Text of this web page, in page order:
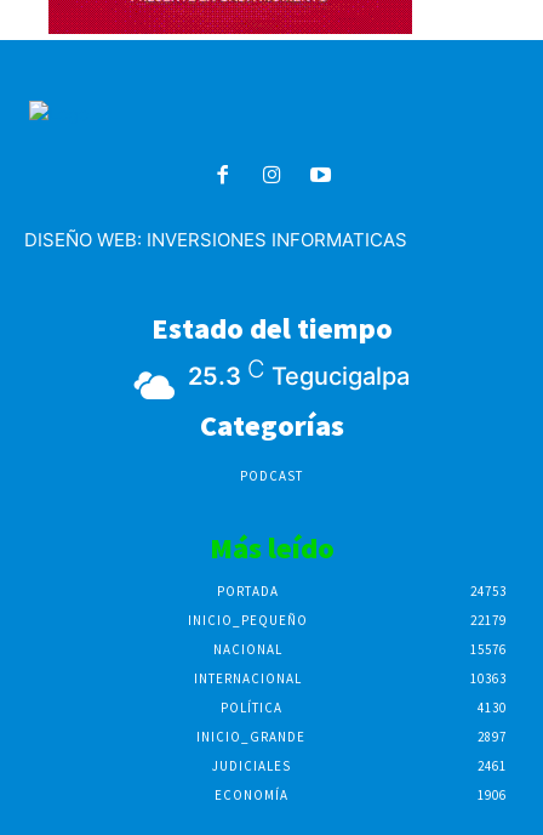
DISEÑO WEB: INVERSIONES INFORMATICAS
Estado del tiempo
25.3 C Tegucigalpa
Categorías
PODCAST
Más leído
PORTADA
24753
INICIO_PEQUEÑO
22179
NACIONAL
15576
INTERNACIONAL
10363
POLÍTICA
4130
INICIO_GRANDE
2897
JUDICIALES
2461
ECONOMÍA
1906